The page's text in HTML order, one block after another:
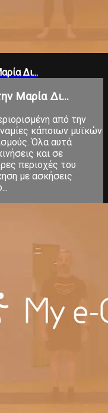
Δι...
Μαρία Δι...
από την
κάποιων μυϊκών
Όλα αυτά
και σε
περιοχές του
με ασκήσεις